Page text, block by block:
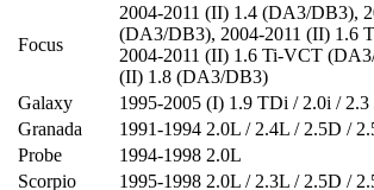
Focus
2004-2011 (II) 1.4 (DA3/DB3),
(DA3/DB3), 2004-2011 (II) 1.6
2004-2011 (II) 1.6 Ti-VCT
(II) 1.8 (DA3/DB3)
Galaxy
1995-2005 (I) 1.9 TDi / 2.0i / 2.3
Granada
1991-1994 2.0L / 2.4L / 2.5D /
Probe
1994-1998 2.0L
Scorpio
1995-1998 2.0L / 2.3L / 2.5D /